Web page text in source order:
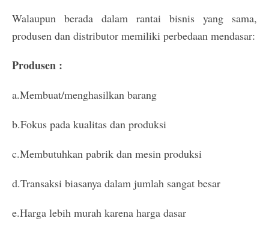
Walaupun berada dalam rantai bisnis yang sama,
produsen dan distributor memiliki perbedaan mendasar:
Produsen :
a.Membuat/menghasilkan barang
b.Fokus pada kualitas dan produksi
c.Membutuhkan pabrik dan mesin produksi
d.Transaksi biasanya dalam jumlah sangat besar
e.Harga lebih murah karena harga dasar